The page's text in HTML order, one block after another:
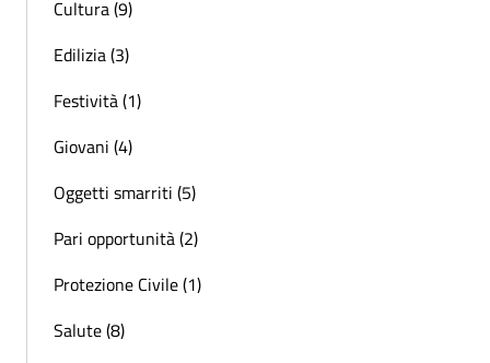
Cultura (9)
Edilizia (3)
Festività (1)
Giovani (4)
Oggetti smarriti (5)
Pari opportunità (2)
Protezione Civile (1)
Salute (8)